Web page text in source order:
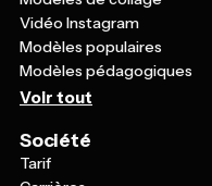
Vidéo Instagram
Modèles populaires
Modèles pédagogiques
Voir tout
Société
Tarif